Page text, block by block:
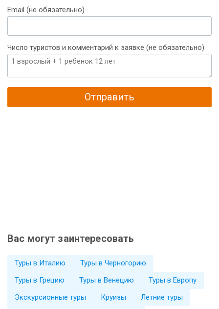
Email (не обязательно)
Число туристов и комментарий к заявке (не обязательно)
Отправить
Вас могут заинтересовать
Туры в Италию
Туры в Черногорию
Туры в Грецию
Туры в Венецию
Туры в Европу
Экскурсионные туры
Круизы
Летние туры